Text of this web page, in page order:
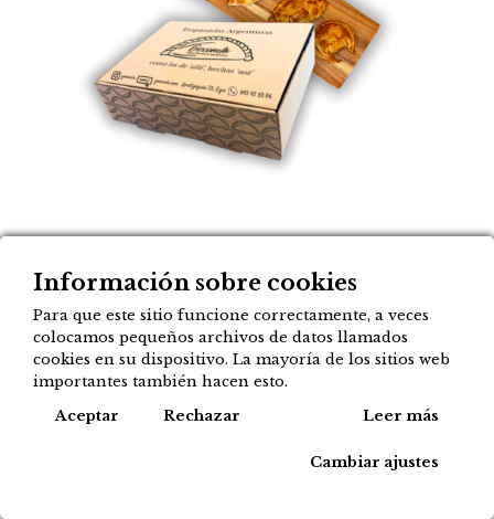
empanadas a elegir
26,90€
Agregar a mi lista
Información sobre cookies
Para que este sitio funcione correctamente, a veces
colocamos pequeños archivos de datos llamados
cookies en su dispositivo. La mayoría de los sitios web
importantes también hacen esto.
Aceptar
Rechazar Leer más
Cambiar ajustes